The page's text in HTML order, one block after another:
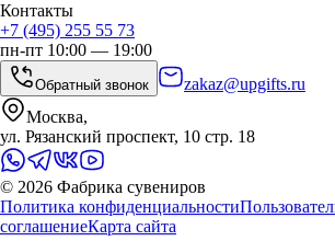
Контакты
+7 (495) 255 55 73
пн-пт 10:00 — 19:00
Обратный звонок
zakaz@upgifts.ru
Москва,
ул. Рязанский проспект, 10 стр. 18
© 2026 Фабрика сувениров
Политика конфиденциальности
соглашениеКарта сайта